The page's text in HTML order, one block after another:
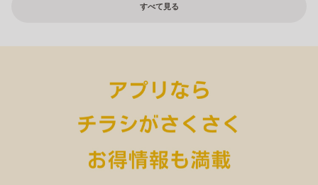
すべて見る